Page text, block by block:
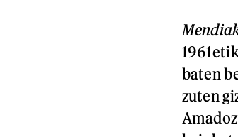
baten
zuten